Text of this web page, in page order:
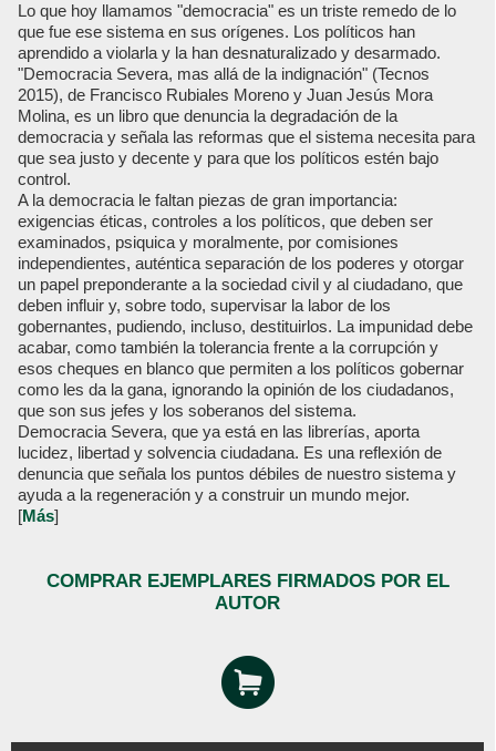
Lo que hoy llamamos "democracia" es un triste remedo de lo
que fue ese sistema en sus orígenes. Los políticos han
aprendido a violarla y la han desnaturalizado y desarmado.
"Democracia Severa, mas allá de la indignación" (Tecnos
2015), de Francisco Rubiales Moreno y Juan Jesús Mora
Molina, es un libro que denuncia la degradación de la
democracia y señala las reformas que el sistema necesita para
que sea justo y decente y para que los políticos estén bajo
control.
A la democracia le faltan piezas de gran importancia:
exigencias éticas, controles a los políticos, que deben ser
examinados, psiquica y moralmente, por comisiones
independientes, auténtica separación de los poderes y otorgar
un papel preponderante a la sociedad civil y al ciudadano, que
deben influir y, sobre todo, supervisar la labor de los
gobernantes, pudiendo, incluso, destituirlos. La impunidad debe
acabar, como también la tolerancia frente a la corrupción y
esos cheques en blanco que permiten a los políticos gobernar
como les da la gana, ignorando la opinión de los ciudadanos,
que son sus jefes y los soberanos del sistema.
Democracia Severa, que ya está en las librerías, aporta
lucidez, libertad y solvencia ciudadana. Es una reflexión de
denuncia que señala los puntos débiles de nuestro sistema y
ayuda a la regeneración y a construir un mundo mejor.
[Más]
COMPRAR EJEMPLARES FIRMADOS POR EL
AUTOR